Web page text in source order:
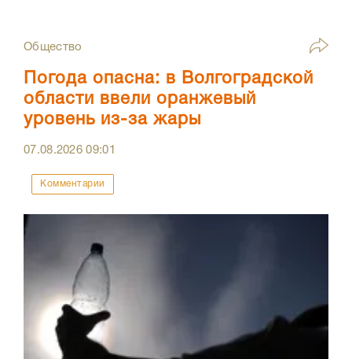
Общество
Погода опасна: в Волгоградской
области ввели оранжевый
уровень из-за жары
07.08.202609:01
Комментарии